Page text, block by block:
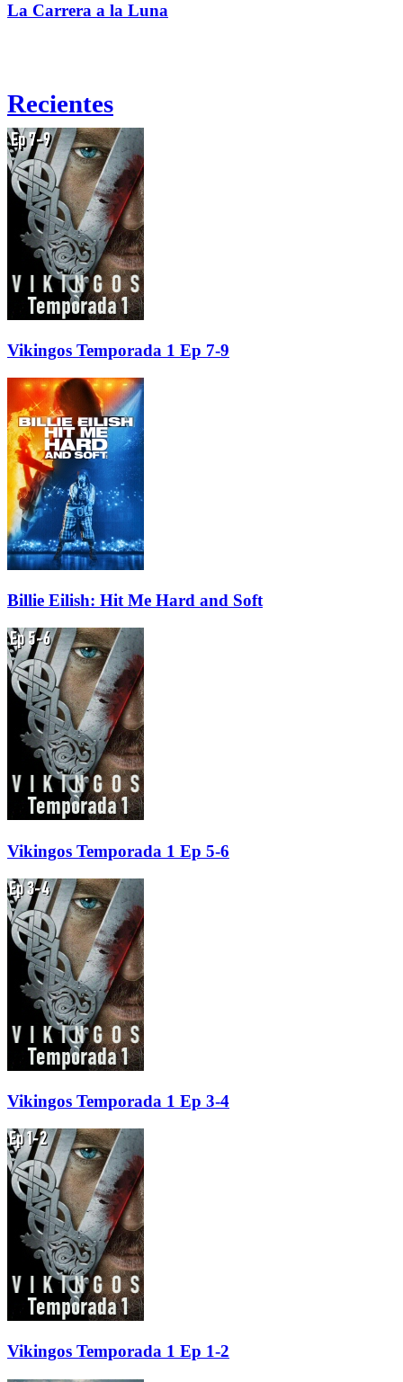
La Carrera a la Luna
Recientes
Vikingos Temporada 1 Ep 7-9
Billie Eilish: Hit Me Hard and Soft
Vikingos Temporada 1 Ep 5-6
Vikingos Temporada 1 Ep 3-4
Vikingos Temporada 1 Ep 1-2